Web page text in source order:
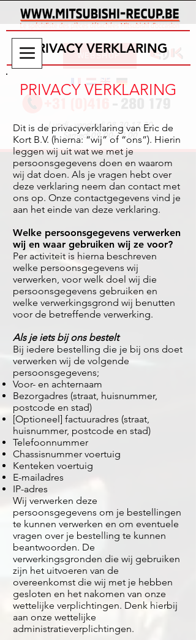
WEBSHOP
Lundi - vendredi 08.30-17.30
Samedi 09.00-12.00
PRIVACY VERKLARING
PRIVACY VERKLARING
Dit is de privacyverklaring van Eric de
Kort B.V. (hierna: “wij” of “ons”). Hierin
leggen wij uit wat we met je
persoonsgegevens doen en waarom
wij dat doen. Als je vragen hebt over
deze verklaring neem dan contact met
ons op. Onze contactgegevens vind je
aan het einde van deze verklaring.
Welke persoonsgegevens verwerken
wij en waar gebruiken wij ze voor?
Per activiteit is hierna beschreven
welke persoonsgegevens wij
verwerken, voor welk doel wij die
persoonsgegevens gebruiken en
welke verwerkingsgrond wij benutten
voor de betreffende verwerking.
Als je iets bij ons bestelt
Bij iedere bestelling die je bij ons doet
verwerken wij de volgende
persoonsgegevens;
Voor- en achternaam
Bezorgadres (straat, huisnummer,
postcode en stad)
[Optioneel] factuuradres (straat,
huisnummer, postcode en stad)
Telefoonnummer
Chassisnummer voertuig
Kenteken voertuig
E-mailadres
IP-adres
Wij verwerken deze
persoonsgegevens om je bestellingen
te kunnen verwerken en om eventuele
vragen over je bestelling te kunnen
beantwoorden. De
verwerkingsgronden die wij gebruiken
zijn het uitvoeren van de
overeenkomst die wij met je hebben
gesloten en het nakomen van onze
wettelijke verplichtingen. Denk hierbij
aan onze wettelijke
administratieverplichtingen.